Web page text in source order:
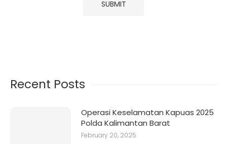
Recent Posts
Operasi Keselamatan Kapuas 2025
Polda Kalimantan Barat
February 20, 2025